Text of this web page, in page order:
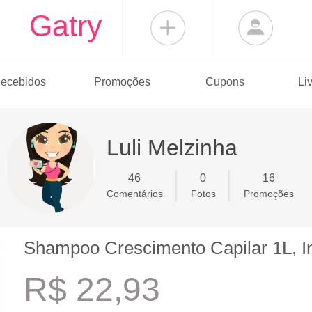
Gatry
Promoções Cupons
Luli Melzinha
46
Comentários
0
Fotos
16
Promoções
Shampoo Crescimento Capilar 1L,
R$ 22,93